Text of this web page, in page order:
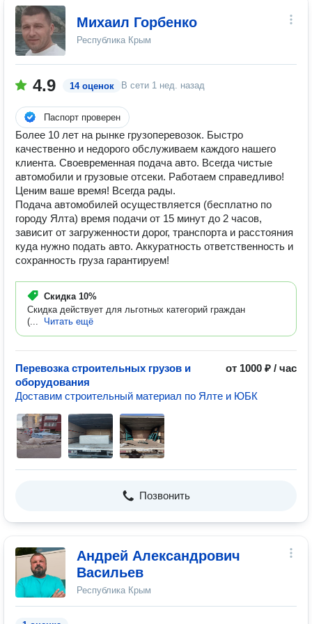
Михаил Горбенко
Республика Крым
4.9 14 оценок В сети 1 нед. назад
Паспорт проверен
Более 10 лет на рынке грузоперевозок. Быстро
качественно и недорого обслуживаем каждого нашего
клиента. Своевременная подача авто. Всегда чистые
автомобили и грузовые отсеки. Работаем справедливо!
Ценим ваше время! Всегда рады.
Подача автомобилей осуществляется (бесплатно по
городу Ялта) время подачи от 15 минут до 2 часов,
зависит от загруженности дорог, транспорта и расстояния
куда нужно подать авто. Аккуратность ответственность и
сохранность груза гарантируем!
Скидка 10%
Скидка действует для льготных категорий граждан
(...
Читать ещё
Перевозка строительных грузов и
оборудования
от 1000 ₽ / час
Доставим строительный материал по Ялте и ЮБК
Позвонить
Андрей Александрович
Васильев
Республика Крым